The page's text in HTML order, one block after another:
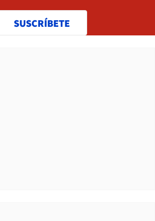
SUSCRÍBETE